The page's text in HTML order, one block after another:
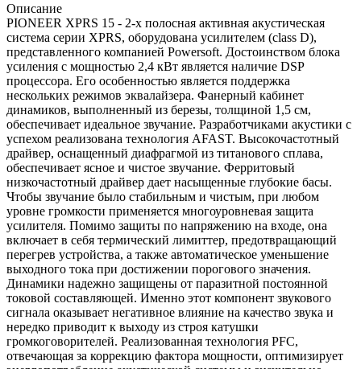
Описание
PIONEER XPRS 15 - 2-х полосная активная акустическая
система серии XPRS, оборудована усилителем (class D),
представленного компанией Powersoft. Достоинством блока
усиления с мощностью 2,4 кВт является наличие DSP
процессора. Его особенностью является поддержка
нескольких режимов эквалайзера. Фанерный кабинет
динамиков, выполненный из березы, толщиной 1,5 см,
обеспечивает идеальное звучание. Разработчиками акустики с
успехом реализована технология AFAST. Высокочастотный
драйвер, оснащенный диафрагмой из титанового сплава,
обеспечивает ясное и чистое звучание. Ферритовый
низкочастотный драйвер дает насыщенные глубокие басы.
Чтобы звучание было стабильным и чистым, при любом
уровне громкости применяется многоуровневая защита
усилителя. Помимо защиты по напряжению на входе, она
включает в себя термический лимиттер, предотвращающий
перегрев устройства, а также автоматическое уменьшение
выходного тока при достижении порогового значения.
Динамики надежно защищены от паразитной постоянной
токовой составляющей. Именно этот компонент звукового
сигнала оказывает негативное влияние на качество звука и
нередко приводит к выходу из строя катушки
громкоговорителей. Реализованная технология PFC,
отвечающая за коррекцию фактора мощности, оптимизирует